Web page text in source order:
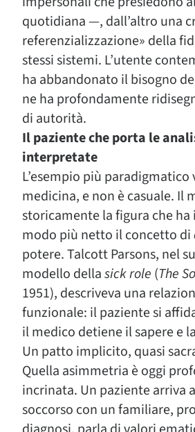
quotidiana —, dall’altro una
referenzializzazione» della
stessi sistemi. L’utente
ha abbandonato il bisogno
ne ha profondamente
di autorità.
Il paziente che porta le
interpretate
L’esempio più paradigmatico
medicina, e non è casuale. Il
storicamente la figura che
modo più netto il concetto di
potere. Talcott Parsons, nel
modello dellasick role (The
1951), descriveva una
funzionale: il paziente si
il medico detiene il sapere e
Un patto implicito, quasi
Quella asimmetria è oggi
incrinata. Un paziente arriva
soccorso con un familiare,